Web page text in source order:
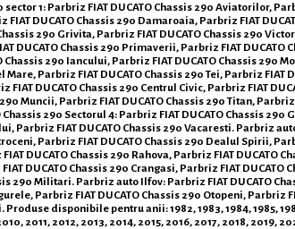
1: Parbriz FIAT DUCATO Chassis 290 Aviatorilor,
DUCATO Chassis 290 Damaroaia, Parbriz FIAT
290 Grivita, Parbriz FIAT DUCATO Chassis 290
DUCATO Chassis 290 Primaverii, Parbriz FIAT DUCATO
290 Iancului, Parbriz FIAT DUCATO Chassis 290
Parbriz FIAT DUCATO Chassis 290 Tei, Parbriz FIAT
DUCATO Chassis 290 Centrul Civic, Parbriz FIAT
Muncii, Parbriz FIAT DUCATO Chassis 290 Titan,
290 Sectorul 4: Parbriz FIAT DUCATO Chassis 290
Parbriz FIAT DUCATO Chassis 290 Vacaresti. Parbriz
Parbriz FIAT DUCATO Chassis 290 Dealul Spirii,
DUCATO Chassis 290 Rahova, Parbriz FIAT DUCATO
DUCATO Chassis 290 Crangasi, Parbriz FIAT DUCATO
290 Militari. Parbriz auto Ilfov: Parbriz FIAT DUCATO
Parbriz FIAT DUCATO Chassis 290 Otopeni, Parbriz
disponibile pentru anii: 1982, 1983, 1984, 1985,
2011, 2012, 2013, 2014, 2015, 2016, 2017, 2018, 2019,